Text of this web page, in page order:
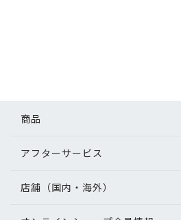
商品
アフターサービス
店舗（国内・海外）